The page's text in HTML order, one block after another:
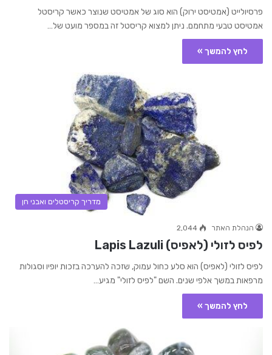
פרסיולייט (אמטיסט ירוק) הוא סוג של אמטיסט שנוצר כאשר קריסטל
אמטיסט טבעי מתחמם. ניתן למצוא קריסטל זה במספר מועט של…
לחץ להמשך »
מדריך קריסטלים ואבני חן
הנהלת האתר 2,044
לפיס לזולי (לאפיס) Lapis Lazuli
לפיס לזולי (לאפיס) הוא סלע כחול עמוק, שזכה להערכה בזכות יופיו וסגולות
מרפאות במשך אלפי שנים. השם "לפיס לזולי" מגיע…
לחץ להמשך »